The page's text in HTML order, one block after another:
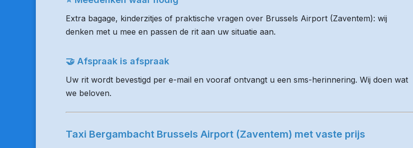
Extra bagage, kinderzitjes of praktische vragen over Brussels Airport (Zaventem): wij
denken met u mee en passen de rit aan uw situatie aan.
🤝 Afspraak is afspraak
Uw rit wordt bevestigd per e-mail en vooraf ontvangt u een sms-herinnering. Wij doen wat
we beloven.
Taxi Bergambacht Brussels Airport (Zaventem) met vaste prijs